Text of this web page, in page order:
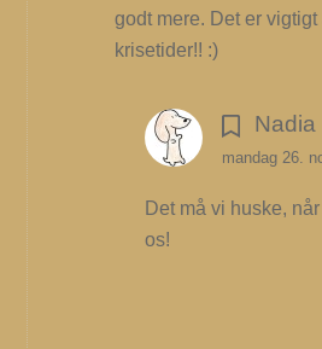
godt mere. Det er
krisetider!! :)
Nadia
mandag 26.
Det må vi huske,
os!